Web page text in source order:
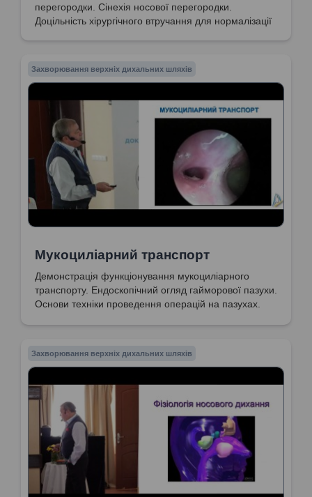
перегородки. Сінехія носової перегородки.
Доцільність хірургічного втручання для нормалізації
Захворювання верхніх дихальних шляхів
Мукоциліарний транспорт
Демонстрація функціонування мукоциліарного
транспорту. Ендоскопічний огляд гайморової пазухи.
Основи техніки проведення операцій на пазухах.
Захворювання верхніх дихальних шляхів